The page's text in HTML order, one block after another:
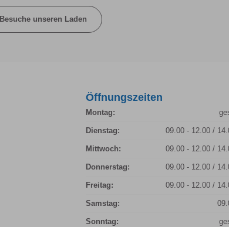
Besuche unseren Laden
Öffnungszeiten
Montag:
Dienstag: 09.00 - 12.00 /
Mittwoch: 09.00 - 12.00 /
Donnerstag: 09.00 - 12.00 /
Freitag: 09.00 - 12.00 /
Samstag:
Sonntag: